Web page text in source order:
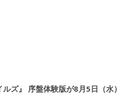
ルズ』 序盤体験版が8月5日（水）